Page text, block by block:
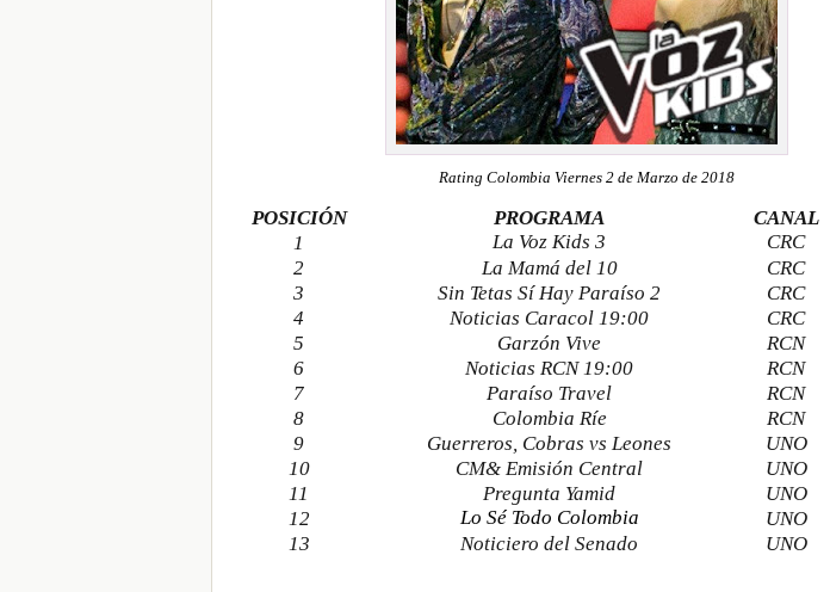
Rating Colombia Viernes 2 de Marzo de 2018
POSICIÓN PROGRAMA CANAL
1
La Voz Kids 3 CRC
2
La Mamá del 10 CRC
3
Sin Tetas Sí Hay Paraíso 2 CRC
4
Noticias Caracol 19:00 CRC
5
Garzón Vive RCN
6
Noticias RCN 19:00 RCN
7
Paraíso Travel RCN
8
Colombia Ríe RCN
9
Guerreros, Cobras vs Leones UNO
10
CM& Emisión Central UNO
11
Pregunta Yamid UNO
12
Lo Sé Todo Colombia UNO
13
Noticiero del Senado UNO